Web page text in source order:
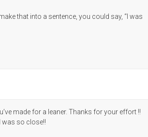
that into a sentence, you could say, “I was
made for a leaner. Thanks for your effort !!
was so close!!